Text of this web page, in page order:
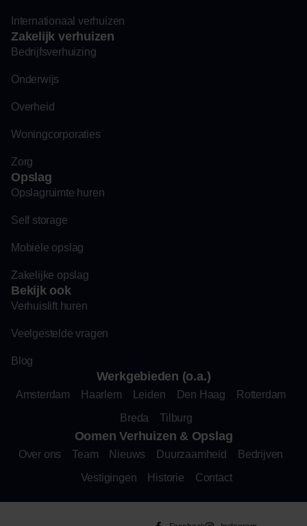
Internationaal verhuizen
Zakelijk verhuizen
Bedrijfsverhuizing
Onderwijs
Overheid
Woningcorporaties
Zorg
Opslag
Opslagruimte huren
Self storage
Mobiele opslag
Zakelijke opslag
Bekijk ook
Verhuislift huren
Veelgestelde vragen
Blog
Werkgebieden (o.a.)
Amsterdam Haarlem Leiden Den Haag
Rotterdam
Breda
Tilburg
Oomen Verhuizen & Opslag
Over ons Team Nieuws Duurzaamheid
Bedrijven
Vestigingen
Historie Contact